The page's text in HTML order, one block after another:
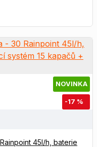
NOVINKA
-17 %
45l/h, baterie